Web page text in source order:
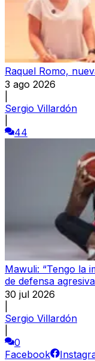
Raquel Romo,
3 ago 2026
Sergio Villardón
44
Mawuli: “Tengo la
de defensa
30 jul 2026
Sergio Villardón
0
Facebook